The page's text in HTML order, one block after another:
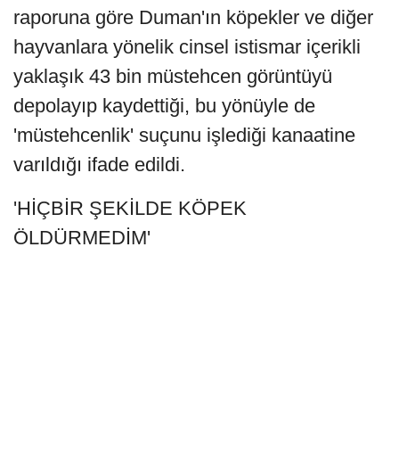
raporuna göre Duman'ın köpekler ve diğer
hayvanlara yönelik cinsel istismar içerikli
yaklaşık 43 bin müstehcen görüntüyü
depolayıp kaydettiği, bu yönüyle de
'müstehcenlik' suçunu işlediği kanaatine
varıldığı ifade edildi.
'HİÇBİR ŞEKİLDE KÖPEK
ÖLDÜRMEDİM'